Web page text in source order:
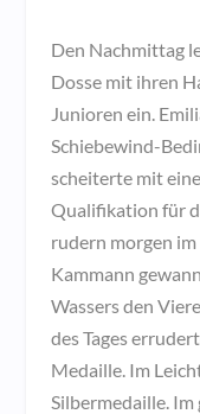
Den Nachmittag
Dosse mit ihren
Junioren ein.
Schiebewind-
scheiterte mit
Qualifikation für
rudern morgen
Kammann
Wassers den
des Tages
Medaille. Im
Silbermedaille.